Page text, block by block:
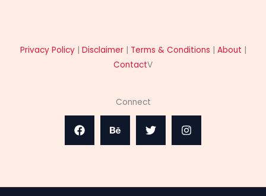
Privacy Policy| Disclaimer| Terms & Conditions | About |
ContactV
Connect